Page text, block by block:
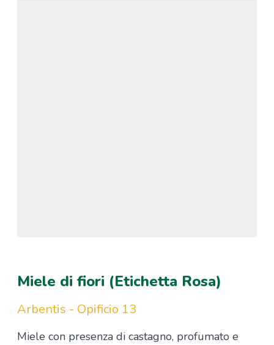
Miele di fiori (Etichetta Rosa)
Arbentis - Opificio 13
Miele con presenza di castagno, profumato e